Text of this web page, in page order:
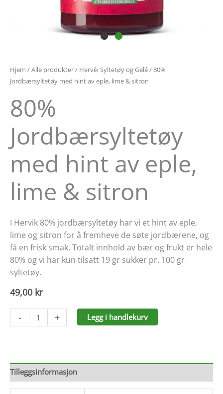
Hjem /Alle produkter/ Hervik Syltetøy og Gelé/ 80%
Jordbærsyltetøy med hint av eple, lime & sitron
80%
Jordbærsyltetøy
med hint av eple,
lime & sitron
I Hervik 80% jordbærsyltetøy har vi et hint av eple,
lime og sitron for å fremheve de søte jordbærene, og
få en frisk smak. Totalt innhold av bær og frukt er hele
80% og vi har kun tilsatt 19 gr sukker pr. 100 gr
syltetøy.
49,00 kr
-
Jordbærsyltetøy
eple,
lime
+ Legg i handlekurv
Tilleggsinformasjon